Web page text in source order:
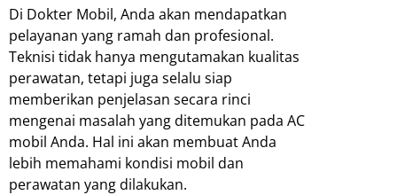
Di Dokter Mobil, Anda akan mendapatkan
pelayanan yang ramah dan profesional.
Teknisi tidak hanya mengutamakan kualitas
perawatan, tetapi juga selalu siap
memberikan penjelasan secara rinci
mengenai masalah yang ditemukan pada AC
mobil Anda. Hal ini akan membuat Anda
lebih memahami kondisi mobil dan
perawatan yang dilakukan.